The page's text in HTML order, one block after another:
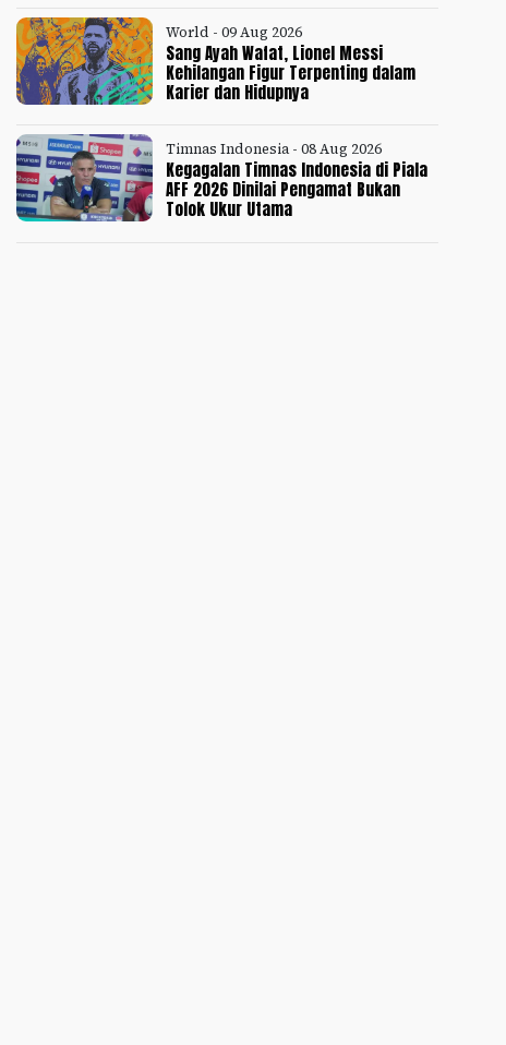
World - 09 Aug 2026
Sang Ayah Wafat, Lionel Messi
Kehilangan Figur Terpenting dalam
Karier dan Hidupnya
Timnas Indonesia - 08 Aug 2026
Kegagalan Timnas Indonesia di Piala
AFF 2026 Dinilai Pengamat Bukan
Tolok Ukur Utama